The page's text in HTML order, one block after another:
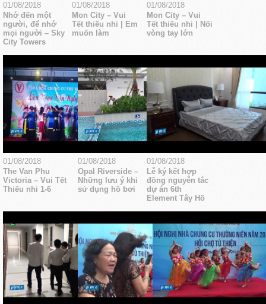
01/08/2018
Nhớ đến một
người, để nhớ
mọi người – Sky
City Towers
01/08/2018
Mon City – Vui
Tết thiếu nhi | Em
muốn làm
01/08/2018
Mon City – Vui
Tết thiếu nhi | Nối
vòng tay lớn
01/08/2018
The Van Phu
Victoria – Vui Tết
Thiếu nhi 1-6
01/08/2018
Opal Riverside –
Những lưu ý khi
sử dụng hồ bơi
01/08/2018
Lễ ký kết hợp
đồng nguyễn tắc
dự án 6th
Element Tây Hồ